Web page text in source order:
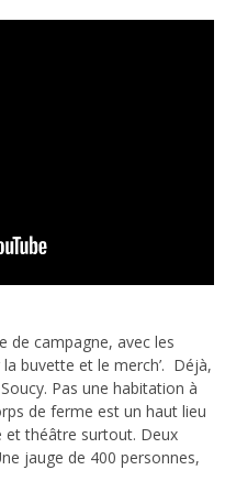
de campagne, avec les
buvette et le merch’. Déjà,
Pas une habitation à
de ferme est un haut lieu
et théâtre surtout. Deux
jauge de 400 personnes,